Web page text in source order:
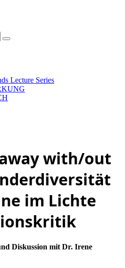
of Music and Performing
Lecture Series
with/out
im Lichte
Diskussion mit Dr. Irene